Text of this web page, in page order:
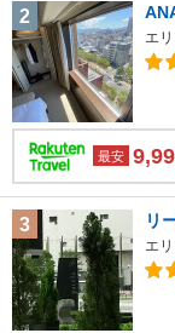
2
エリ
最安
3 リ
エリ